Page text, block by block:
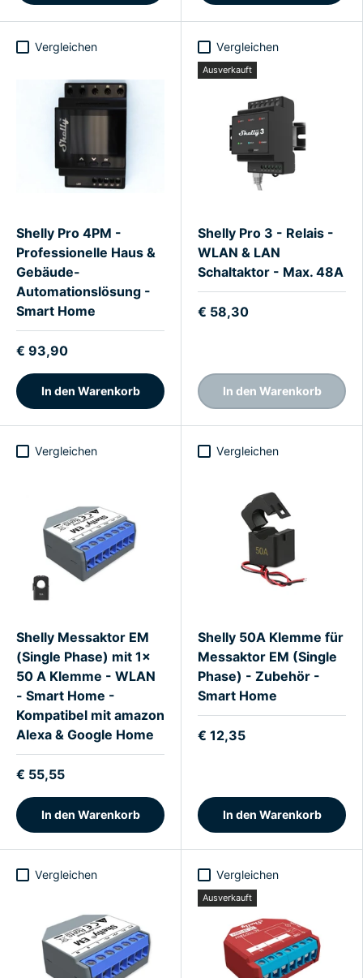
Vergleichen
Shelly Pro 4PM -
Professionelle Haus &
Gebäude-
Automationslösung -
Smart Home
€ 93,90
In den Warenkorb
Vergleichen
Ausverkauft
Shelly Pro 3 - Relais -
WLAN & LAN
Schaltaktor - Max. 48A
€ 58,30
In den Warenkorb
Vergleichen
Shelly Messaktor EM
(Single Phase) mit 1x
50 A Klemme - WLAN
- Smart Home -
Kompatibel mit amazon
Alexa & Google Home
€ 55,55
In den Warenkorb
Vergleichen
Shelly 50A Klemme für
Messaktor EM (Single
Phase) - Zubehör -
Smart Home
€ 12,35
In den Warenkorb
Vergleichen Vergleichen
Ausverkauft